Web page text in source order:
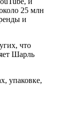
25 млн
и
что
Шарль
упаковке,